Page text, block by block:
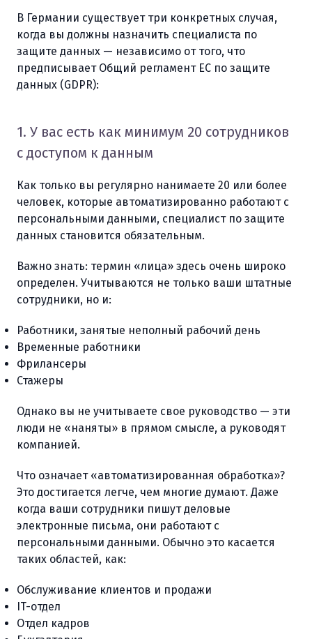
В Германии существует три конкретных случая,
когда вы должны назначить специалиста по
защите данных — независимо от того, что
предписывает Общий регламент ЕС по защите
данных (GDPR):
1. У вас есть как минимум 20 сотрудников
с доступом к данным
Как только вы регулярно нанимаете 20 или более
человек, которые автоматизированно работают с
персональными данными, специалист по защите
данных становится обязательным.
Важно знать: термин «лица» здесь очень широко
определен. Учитываются не только ваши штатные
сотрудники, но и:
Работники, занятые неполный рабочий день
Временные работники
Фрилансеры
Стажеры
Однако вы не учитываете свое руководство — эти
люди не «наняты» в прямом смысле, а руководят
компанией.
Что означает «автоматизированная обработка»?
Это достигается легче, чем многие думают. Даже
когда ваши сотрудники пишут деловые
электронные письма, они работают с
персональными данными. Обычно это касается
таких областей, как:
Обслуживание клиентов и продажи
IT-отдел
Отдел кадров